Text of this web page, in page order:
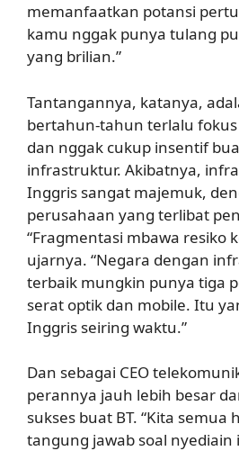
memanfaatkan potansi
kamu nggak punya tulang
yang brilian.”
Tantangannya, katanya,
bertahun-tahun terlalu
dan nggak cukup insentif
infrastruktur. Akibatnya,
Inggris sangat majemuk,
perusahaan yang terlibat
“Fragmentasi mbawa resiko
ujarnya. “Negara dengan
terbaik mungkin punya tiga
serat optik dan mobile. Itu
Inggris seiring waktu.”
Dan sebagai CEO
perannya jauh lebih besar
sukses buat BT. “Kita semua
tangung jawab soal